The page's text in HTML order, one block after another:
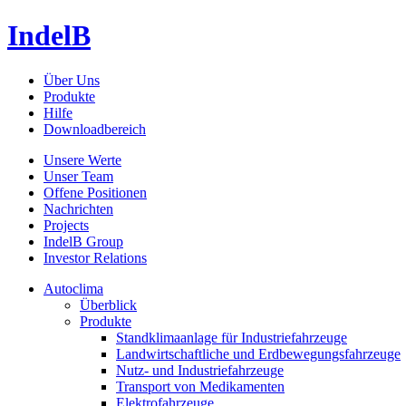
IndelB
Über Uns
Produkte
Hilfe
Downloadbereich
Unsere Werte
Unser Team
Offene Positionen
Nachrichten
Projects
IndelB Group
Investor Relations
Autoclima
Überblick
Produkte
Standklimaanlage für Industriefahrzeuge
Landwirtschaftliche und Erdbewegungsfahrzeuge
Nutz- und Industriefahrzeuge
Transport von Medikamenten
Elektrofahrzeuge